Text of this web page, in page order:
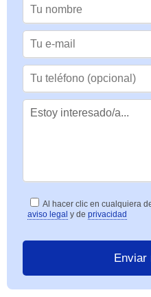
Al hacer clic en cualquiera
aviso legal y de privacidad